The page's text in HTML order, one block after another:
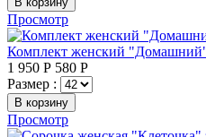
Просмотр
Комплект женский
1 950 Р 580 Р
Размер :
В корзину
Просмотр